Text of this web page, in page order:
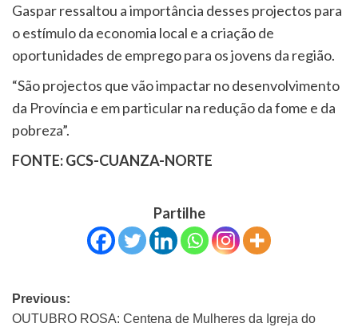
Gaspar ressaltou a importância desses projectos para
o estímulo da economia local e a criação de
oportunidades de emprego para os jovens da região.
“São projectos que vão impactar no desenvolvimento
da Província e em particular na redução da fome e da
pobreza”.
FONTE: GCS-CUANZA-NORTE
Partilhe
Previous:
OUTUBRO ROSA: Centena de Mulheres da Igreja do